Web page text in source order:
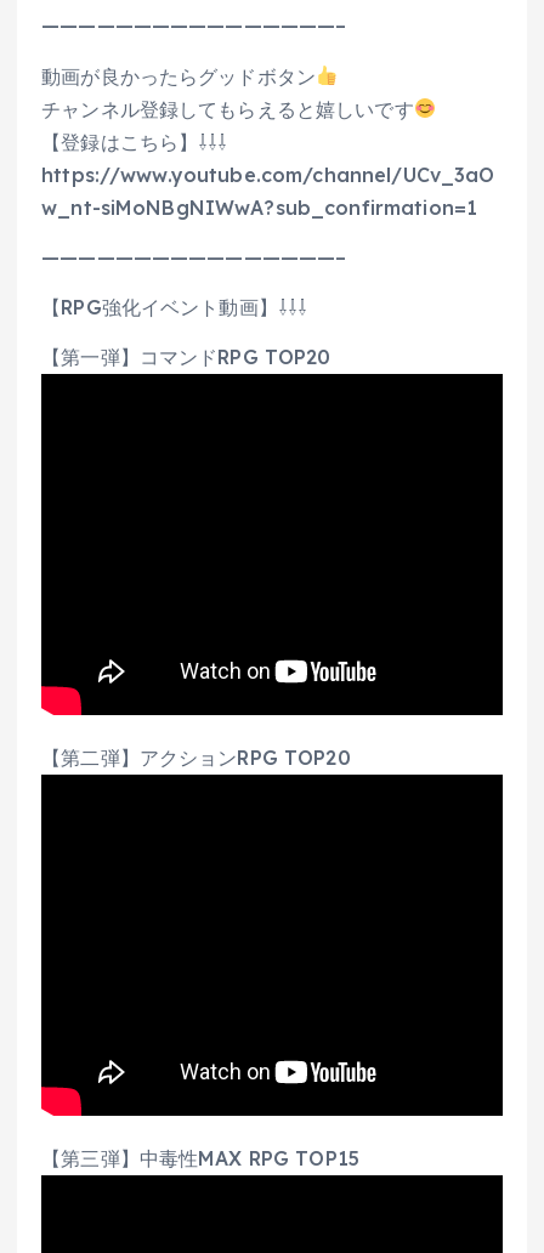
————————————————–
動画が良かったらグッドボタン
チャンネル登録してもらえると嬉しいです
【登録はこちら】⇩⇩⇩
https://www.youtube.com/channel/UCv_3aO
w_nt-siMoNBgNIWwA?sub_confirmation=1
————————————————–
【RPG強化イベント動画】⇩⇩⇩
【第一弾】コマンドRPG TOP20
【第二弾】アクションRPG TOP20
【第三弾】中毒性MAX RPG TOP15